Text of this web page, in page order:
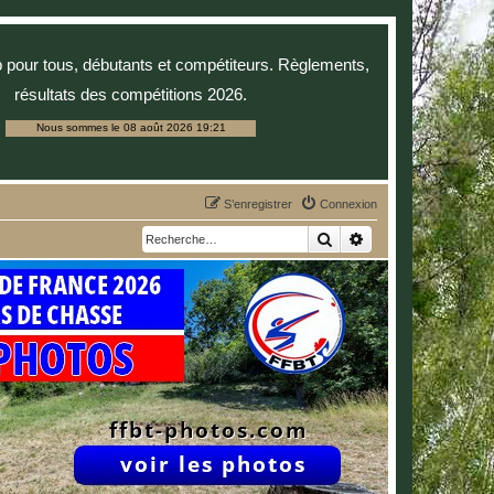
pour tous, débutants et compétiteurs. Règlements,
résultats des compétitions 2026.
Nous sommes le 08 août 2026 19:21
Connexion
S’enregistrer
RechercherRecherche avancée